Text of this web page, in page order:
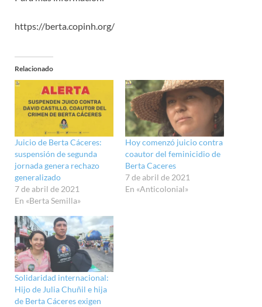
https://berta.copinh.org/
Relacionado
Juicio de Berta Cáceres:
suspensión de segunda
jornada genera rechazo
generalizado
7 de abril de 2021
En «Berta Semilla»
Hoy comenzó juicio contra
coautor del feminicidio de
Berta Caceres
7 de abril de 2021
En «Anticolonial»
Solidaridad internacional:
Hijo de Julia Chuñil e hija
de Berta Cáceres exigen